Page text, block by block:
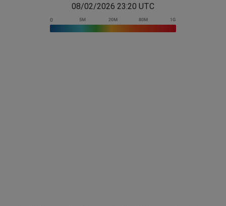
08/02/2026 23:20 UTC